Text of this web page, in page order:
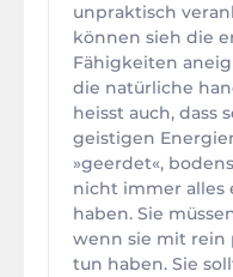
unpraktisch
können sieh die
Fähigkeiten
die natürliche
heisst auch, dass
geistigen
»geerdet«,
nicht immer alles
haben. Sie
wenn sie mit rein
tun haben. Sie